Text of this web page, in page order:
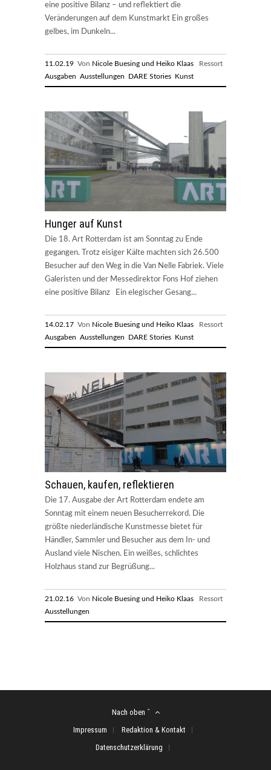
eine positive Bilanz – und reflektiert die
Veränderungen auf dem Kunstmarkt Ein großes
gelbes, im Dunkeln...
11.02.19 Von Nicole Buesing und Heiko Klaas Ressort
Ausgaben Ausstellungen DARE Stories Kunst
Hunger auf Kunst
Die 18. Art Rotterdam ist am Sonntag zu Ende
gegangen. Trotz eisiger Kälte machten sich 26.500
Besucher auf den Weg in die Van Nelle Fabriek. Viele
Galeristen und der Messedirektor Fons Hof ziehen
eine positive Bilanz Ein elegischer Gesang...
14.02.17 Von Nicole Buesing und Heiko Klaas Ressort
Ausgaben Ausstellungen DARE Stories Kunst
Schauen, kaufen, reflektieren
Die 17. Ausgabe der Art Rotterdam endete am
Sonntag mit einem neuen Besucherrekord. Die
größte niederländische Kunstmesse bietet für
Händler, Sammler und Besucher aus dem In- und
Ausland viele Nischen. Ein weißes, schlichtes
Holzhaus stand zur Begrüßung...
21.02.16 Von Nicole Buesing und Heiko Klaas Ressort
Ausstellungen
Nach oben ˆ
Impressum
Redaktion & Kontakt
Datenschutzerklärung